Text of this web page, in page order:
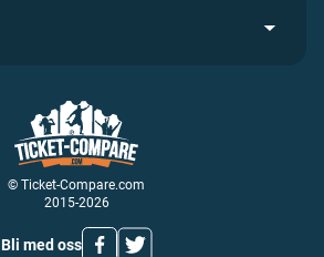
© Ticket-Compare.com
2015-2026
Bli med oss